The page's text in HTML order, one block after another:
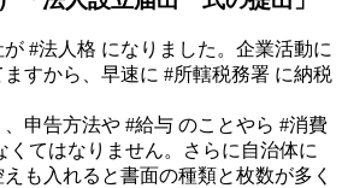
#法人格 になりました。企業活動に
すから、早速に #所轄税務署 に納税
申告方法や #給与 のことやら #消費
くてはなりません。さらに自治体に
も入れると書面の種類と枚数が多く